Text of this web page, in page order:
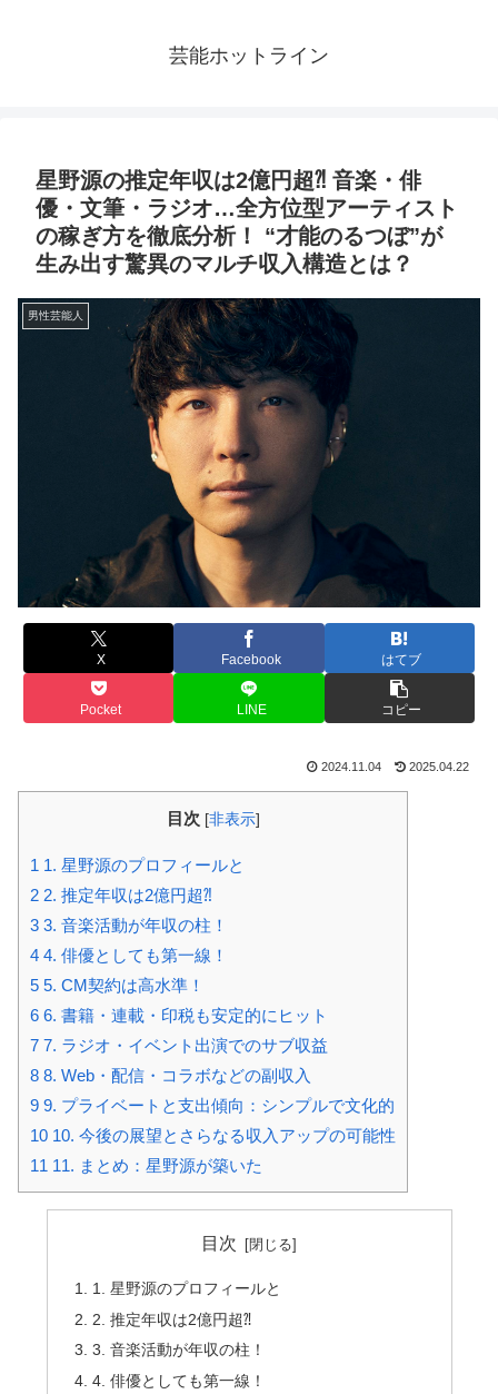
芸能ホットライン
星野源の推定年収は2億円超⁈ 音楽・俳
優・文筆・ラジオ…全方位型アーティスト
の稼ぎ方を徹底分析！ “才能のるつぼ”が
生み出す驚異のマルチ収入構造とは？
男性芸能人
X Facebook はてブ
Pocket LINE コピー
2024.11.04 2025.04.22
目次 [非表示]
1 1. 星野源のプロフィールと
2 2. 推定年収は2億円超⁈
3 3. 音楽活動が年収の柱！
4 4. 俳優としても第一線！
5 5. CM契約は高水準！
6 6. 書籍・連載・印税も安定的にヒット
7 7. ラジオ・イベント出演でのサブ収益
8 8. Web・配信・コラボなどの副収入
9 9. プライベートと支出傾向：シンプルで文化的
10 10. 今後の展望とさらなる収入アップの可能性
11 11. まとめ：星野源が築いた
目次
1. 星野源のプロフィールと
2. 推定年収は2億円超⁈
3. 音楽活動が年収の柱！
4. 俳優としても第一線！